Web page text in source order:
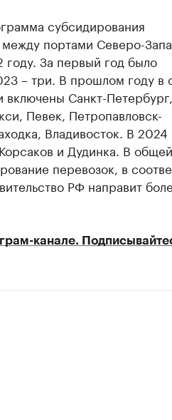
субсидирования
портами Северо-
году. За первый год было
– три. В прошлом году в
Санкт-Петербург,
Певек, Петропавловск-
Владивосток. В 2024
и Дудинка. В общей
перевозок, в
РФ направит
канале.